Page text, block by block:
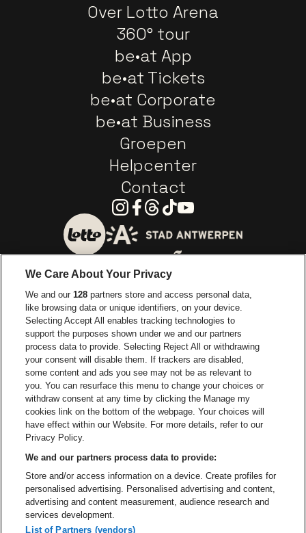
Over Lotto Arena
360° tour
be•at App
be•at Tickets
be•at Corporate
be•at Business
Groepen
Helpcenter
Contact
Instagram
Facebook
Threads
TiktokYoutube
Ga naar de website van
Ga naar de website van Europcar
Ga naar de
Ga naar de website van Coca-Cola
Ga naar de website van
Ga naar
Ga naar de website van Champagne
Ga naar de website
Ga naar de website van Het
Ga naar de
Lotto Arena is een deel vanbe•at
Lotto Arena
Be-At Venues
Schijnpoortweg 119, 2170 Antwerpen
BTW (BE) 0461.051.688 - RPR Antwerpen
BNP Paribas Fortis - IBAN: BE93 2200 4925 0067 - BIC:
GEBABEBB
We Care About Your Privacy
We and our128 partners store and access personal data,
like browsing data or unique identifiers, on your device.
Selecting Accept All enables tracking technologies to
support the purposes shown under we and our partners
process data to provide. Selecting Reject All or withdrawing
your consent will disable them. If trackers are disabled,
some content and ads you see may not be as relevant to
you. You can resurface this menu to change your choices or
withdraw consent at any time by clicking the Manage my
cookies link on the bottom of the webpage. Your choices will
have effect within our Website. For more details, refer to our
Privacy Policy.
We and our partners process data to provide:
Store and/or access information on a device. Create profiles for
personalised advertising. Personalised advertising and content,
advertising and content measurement, audience research and
services development.
List of Partners (vendors)